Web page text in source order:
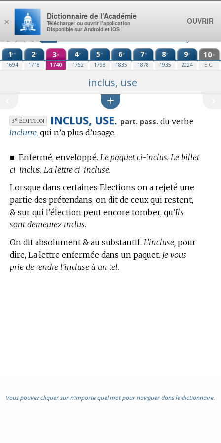
Aller au contenu
1re
1694
2e
1718
3e
1740
4e
1762
5e
1798
6e
1835
7e
1878
8e
1935
9e
2024
10e
E.C.
inclus, use
3eÉDITION INCLUS, USE. part. pass. du verbe
Inclurre, qui n’a plus d’usage.
■ Enfermé, enveloppé. Le paquet ci-inclus. Le billet
ci-inclus. La lettre ci-incluse.
Lorsque dans certaines Elections on a rejeté une
partie des prétendans, on dit de ceux qui restent,
& sur qui l’élection peut encore tomber, qu’Ils
sont demeurez inclus.
On dit absolument & au substantif. L’incluse, pour
dire, La lettre enfermée dans un paquet. Je vous
prie de rendre l’incluse à un tel.
Vous pouvez cliquer sur n’importe quel mot pour naviguer dans le dictionnaire.
×
Dictionnaire de l’Académie
Télécharger ou ouvrir l’application
Disponible sur Android et iOS
OUVRIR